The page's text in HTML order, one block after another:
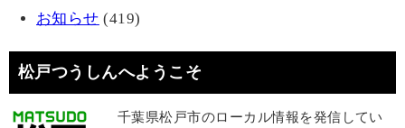
お知らせ (419)
松戸つうしんへようこそ
千葉県松戸市のローカル情報を発信してい